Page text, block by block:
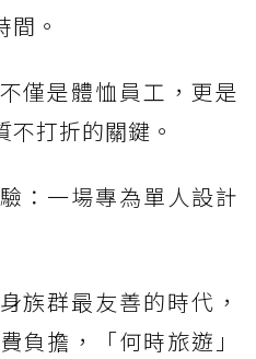
。
僅是體恤員工，更是
打折的關鍵。
：一場專為單人設計
族群最友善的時代，
負擔，「何時旅遊」